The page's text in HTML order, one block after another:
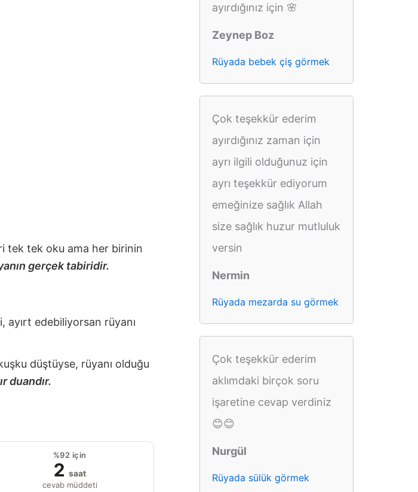
tek tek oku ama her birinin
gerçek tabiridir.
ayırt edebiliyorsan rüyanı
düştüyse, rüyanı olduğu
duandır.
%92 için
2 saat
cevab müddeti
ayırdığınız için 🌸
Zeynep Boz
Rüyada bebek çiş görmek
Çok teşekkür ederim
ayırdığınız zaman için
ayrı ilgili olduğunuz için
ayrı teşekkür ediyorum
emeğinize sağlık Allah
size sağlık huzur mutluluk
versin
Nermin
Rüyada mezarda su görmek
Çok teşekkür ederim
aklımdaki birçok soru
işaretine cevap verdiniz
😊😊
Nurgül
Rüyada sülük görmek